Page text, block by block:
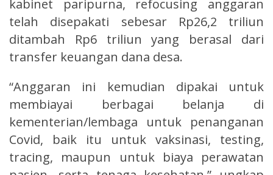
kabinet paripurna, refocusing anggaran
telah disepakati sebesar Rp26,2 triliun
ditambah Rp6 triliun yang berasal dari
transfer keuangan dana desa.
“Anggaran ini kemudian dipakai untuk
membiayai berbagai belanja di
kementerian/lembaga untuk penanganan
Covid, baik itu untuk vaksinasi, testing,
tracing, maupun untuk biaya perawatan